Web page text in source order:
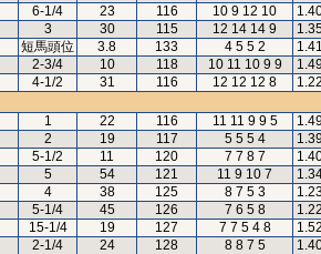
6-1/4 23 116 10 9 12 10
3 30 115 12 14 14 9
短馬頭位 3.8 133 4 5 5 2
2-3/4 10 118 10 11 10 9 9
4-1/2 31 116 12 12 12 8
1 22 116 11 11 9 9 5
2 19 117 5 5 5 4
5-1/2 11 120 7 7 8 7
5 54 121 11 9 10 7
4 38 125 8 7 5 3
5-1/4 45 126 7 6 5 8
15-1/4 19 127 7 7 5 4 8
2-1/4 24 128 8 8 7 5